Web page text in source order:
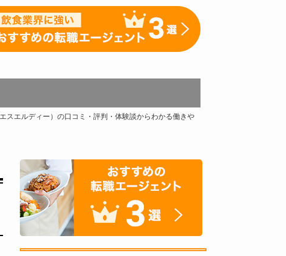
スエルディー）の口コミ・評判・体験談からわかる働きや